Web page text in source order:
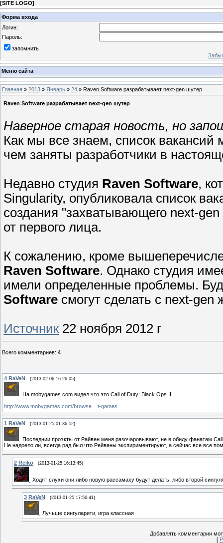
[SITE LOGO]
Форма входа
Логин:
Пароль:
запомнить
Меню сайта
Главная » 2013 » Январь » 24 » Raven Software разрабатывает next-gen шутер
Raven Software разрабатывает next-gen шутер
Наверное старая новость, но
Как мы все знаем, список вакансий
чем заняты разработчики в
Недавно студия Raven Software,
Singularity, опубликовала список
создания "захватывающего next-
от первого лица.
К сожалению, кроме
Raven Software. Однако студия
имели определенные проблемы.
Software смогут сделать с next-gen
Источник 22 ноября 2012 г
Всего комментариев: 4
4 RaVeN (2013-02-06 16:26:05)
На mobygames.com видел что это Call of Duty: Black Ops II
http://www.mobygames.com/browse....t-games
1 RaVeN (2013-01-25 01:36:52)
Последнии проэкты от Райвен меня разочаровывают, не в обиду фанатам
Не надоело ли, всегда рад был что Рейвены экспириментируют, а сейчас все все
2 Reiko (2013-01-25 16:13:45)
Ходят слухи они либо новую рассамаху будут делать, либо второй
3 RaVeN (2013-01-25 17:56:41)
Лучьше сингуларити, игра классная
Добавлять комментарии
[